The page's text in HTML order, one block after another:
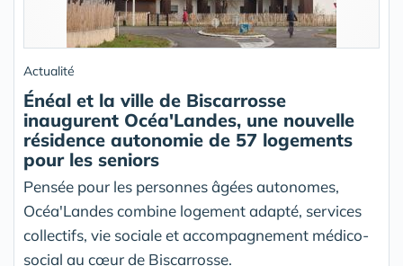
Actualité
Énéal et la ville de Biscarrosse
inaugurent Océa'Landes, une nouvelle
résidence autonomie de 57 logements
pour les seniors
Pensée pour les personnes âgées autonomes,
Océa'Landes combine logement adapté, services
collectifs, vie sociale et accompagnement médico-
social au cœur de Biscarrosse.